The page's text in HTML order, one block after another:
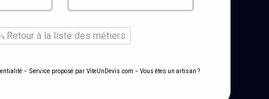
Retour à la liste des métiers
- Service proposé par ViteUnDevis.com - Vous êtes un artisan ?